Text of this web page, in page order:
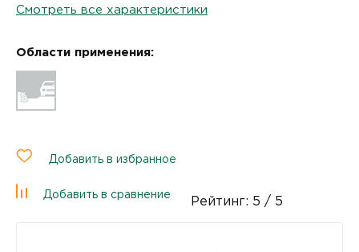
Смотреть все характеристики
Области применения:
Добавить в избранное
Добавить в сравнение
Рейтинг: 5 / 5